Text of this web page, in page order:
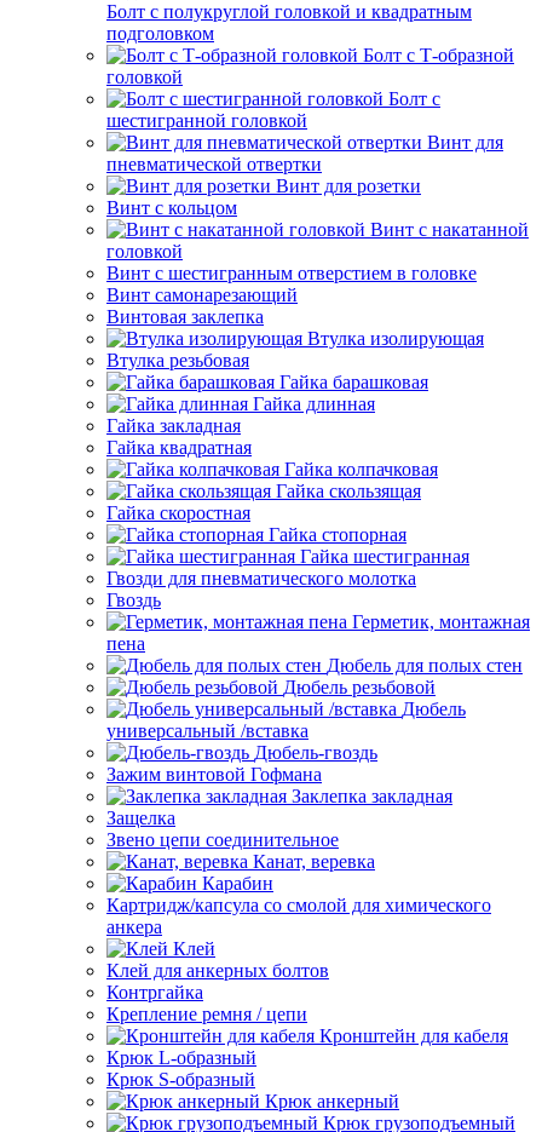
Болт с полукруглой головкой и квадратным
подголовком
Болт с Т-образной
головкой
Болт с
шестигранной головкой
Винт для
пневматической отвертки
Винт для розетки
Винт с кольцом
Винт с накатанной
головкой
Винт с шестигранным отверстием в головке
Винт самонарезающий
Винтовая заклепка
Втулка изолирующая
Втулка резьбовая
Гайка барашковая
Гайка длинная
Гайка закладная
Гайка квадратная
Гайка колпачковая
Гайка скользящая
Гайка скоростная
Гайка стопорная
Гайка шестигранная
Гвозди для пневматического молотка
Гвоздь
Герметик, монтажная
пена
Дюбель для полых стен
Дюбель резьбовой
Дюбель
универсальный /вставка
Дюбель-гвоздь
Зажим винтовой Гофмана
Заклепка закладная
Защелка
Звено цепи соединительное
Канат, веревка
Карабин
Картридж/капсула со смолой для химического
анкера
Клей
Клей для анкерных болтов
Контргайка
Крепление ремня / цепи
Кронштейн для кабеля
Крюк L-образный
Крюк S-образный
Крюк анкерный
Крюк грузоподъемный